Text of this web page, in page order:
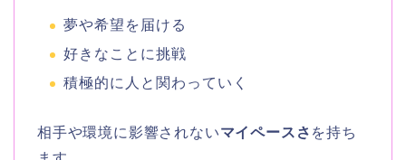
夢や希望を届ける
好きなことに挑戦
積極的に人と関わっていく
相手や環境に影響されないマイペースさ を持ち